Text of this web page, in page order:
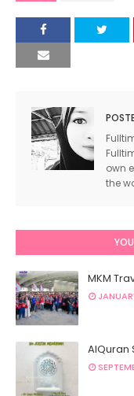
own
the
MKM
AlQuran